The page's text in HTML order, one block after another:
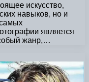
искусство,
навыков, но и
является
жанр,…